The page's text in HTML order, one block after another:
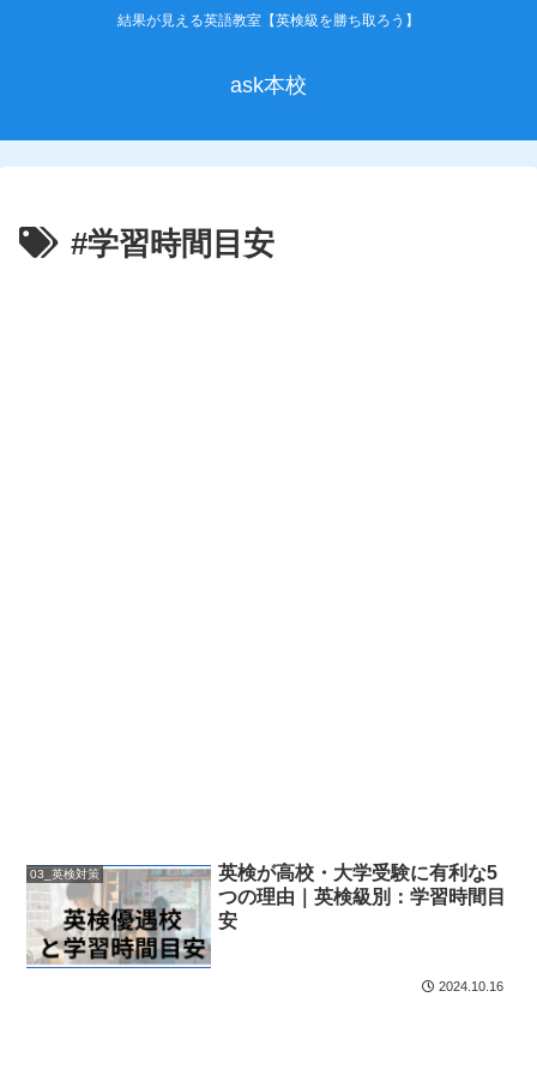
結果が見える英語教室【英検級を勝ち取ろう】
ask本校
#学習時間目安
03_英検対策
英検が高校・大学受験に有利な5
つの理由｜英検級別：学習時間目
安
2024.10.16